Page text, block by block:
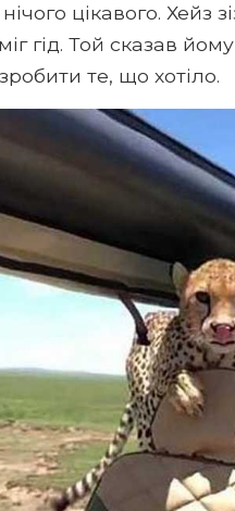
цікавого. Хейз
гід. Той сказав
те, що хотіло.